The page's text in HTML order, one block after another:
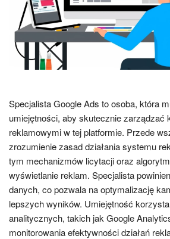
Specjalista Google Ads to osoba, która
umiejętności, aby skutecznie zarządzać
reklamowymi w tej platformie. Przede
zrozumienie zasad działania systemu
tym mechanizmów licytacji oraz
wyświetlanie reklam. Specjalista
danych, co pozwala na optymalizację
lepszych wyników. Umiejętność
analitycznych, takich jak Google
monitorowania efektywności działań